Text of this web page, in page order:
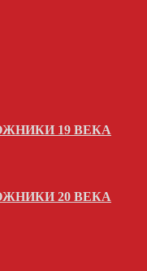
19 ВЕКА
20 ВЕКА